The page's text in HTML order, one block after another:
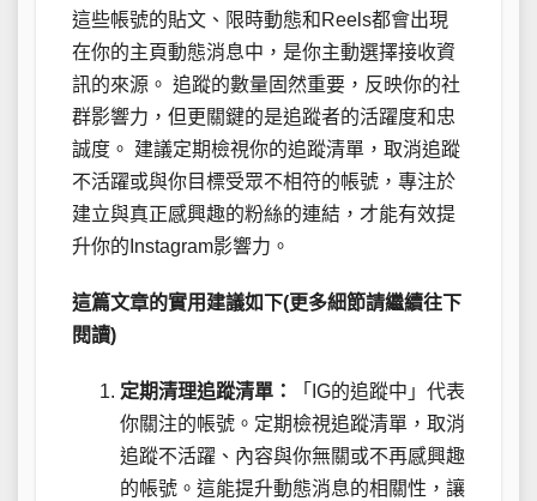
這些帳號的貼文、限時動態和Reels都會出現
在你的主頁動態消息中，是你主動選擇接收資
訊的來源。 追蹤的數量固然重要，反映你的社
群影響力，但更關鍵的是追蹤者的活躍度和忠
誠度。 建議定期檢視你的追蹤清單，取消追蹤
不活躍或與你目標受眾不相符的帳號，專注於
建立與真正感興趣的粉絲的連結，才能有效提
升你的Instagram影響力。
這篇文章的實用建議如下(更多細節請繼續往下
閱讀)
定期清理追蹤清單：
「IG的追蹤中」代表
你關注的帳號。定期檢視追蹤清單，取消
追蹤不活躍、內容與你無關或不再感興趣
的帳號。這能提升動態消息的相關性，讓